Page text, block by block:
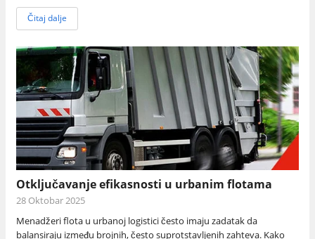
Čitaj dalje
Otključavanje efikasnosti u urbanim flotama
28 Oktobar 2025
Menadžeri flota u urbanoj logistici često imaju zadatak da
balansiraju između brojnih, često suprotstavljenih zahteva. Kako